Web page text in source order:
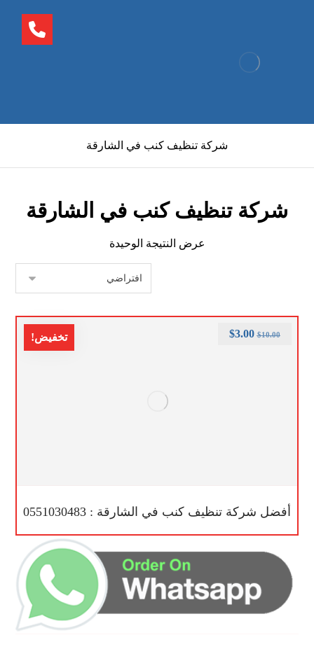
شركة تنظيف كنب في الشارقة
شركة تنظيف كنب في الشارقة
عرض النتيجة الوحيدة
تخفيض!
أفضل شركة تنظيف كنب في الشارقة : 0551030483
$10.00
$3.00